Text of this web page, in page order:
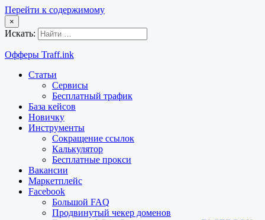
Перейти к содержимому
×
Искать:
Офферы Traff.ink
Статьи
Сервисы
Бесплатный трафик
База кейсов
Новичку
Инструменты
Сокращение ссылок
Калькулятор
Бесплатные прокси
Вакансии
Маркетплейс
Facebook
Большой FAQ
Продвинутый чекер доменов